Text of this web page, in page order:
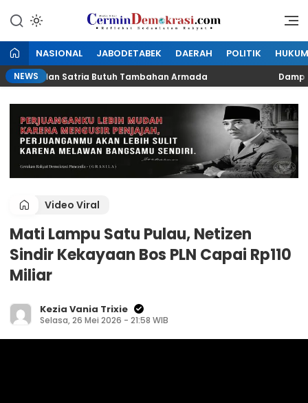
konten
CerminDemokrasi.com
Refleksi Kedaulatan Rakyat
NASIONAL JABODETABEK DAERAH POLITIK HUKUM
NEWS
Medan Satria Butuh Tambahan Armada Dampak
Video Viral
Mati Lampu Satu Pulau, Netizen
Sindir Kekayaan Bos PLN Capai Rp110
Miliar
Kezia Vania Trixie
Selasa, 26 Mei 2026 - 21:58 WIB
Kunjungi Website Resmi Cermin Demokrasi
Mengenal PPJ, Pajak Yang Dipungut Saat
Membeli Token Listrik